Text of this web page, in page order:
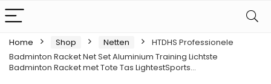
Home Shop Netten
HTDHS Professionele
Badminton Racket Net Set Aluminium Training Lichtste
Badminton Racket met Tote Tas LightestSports…